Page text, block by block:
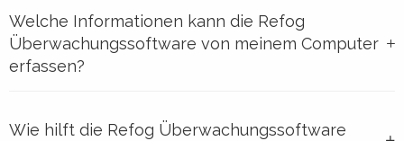
Welche Informationen kann die Refog
Überwachungssoftware von meinem Computer
erfassen?
Wie hilft die Refog Überwachungssoftware